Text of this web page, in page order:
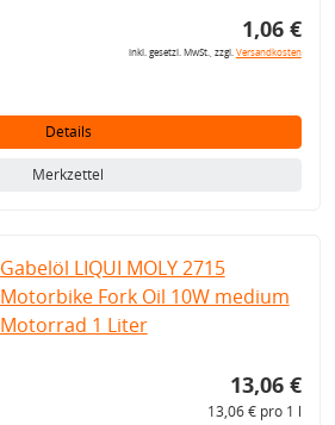
1,06 €
inkl. gesetzl. MwSt., zzgl.Versandkosten
Details
Merkzettel
Gabelöl LIQUI MOLY 2715
Motorbike Fork Oil 10W medium
Motorrad 1 Liter
13,06 €
13,06 € pro 1 l